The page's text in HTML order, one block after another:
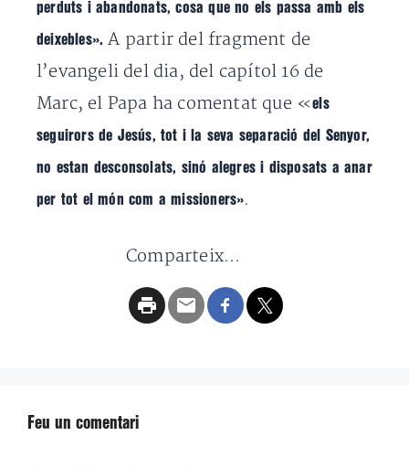
perduts i abandonats, cosa que no els passa amb els
deixebles». A partir del fragment de
l’evangeli del dia, del capítol 16 de
Marc, el Papa ha comentat que «els
seguirors de Jesús, tot i la seva separació del Senyor,
no estan desconsolats, sinó alegres i disposats a anar
per tot el món com a missioners».
Comparteix...
Feu un comentari